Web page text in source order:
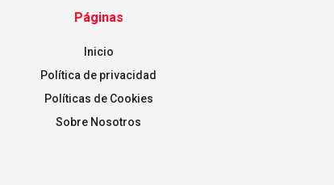
Páginas
Inicio
Política de privacidad
Políticas de Cookies
Sobre Nosotros